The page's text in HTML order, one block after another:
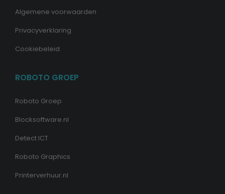
Algemene voorwaarden
Privacyverklaring
Cookiebeleid
ROBOTO GROEP
Roboto Groep
Blocksoftware.nl
Detect ICT
Roboto Graphics
Printerverhuur.nl